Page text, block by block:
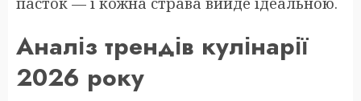
Аналіз трендів кулінарії
2026 року